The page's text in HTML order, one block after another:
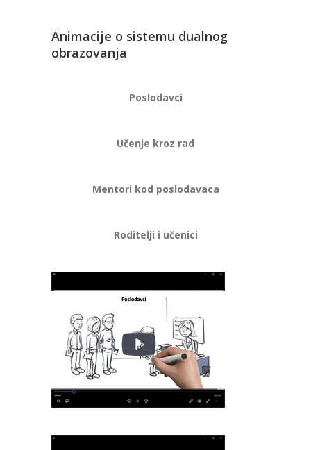
Animacije o sistemu dualnog
obrazovanja
Poslodavci
Učenje kroz rad
Mentori kod poslodavaca
Roditelji i učenici